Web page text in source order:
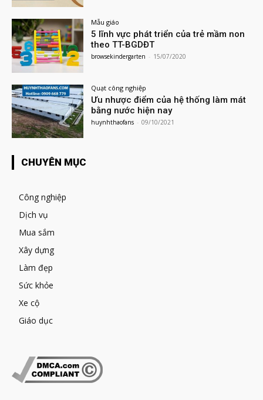
Mẫu giáo
5 lĩnh vực phát triển của trẻ mầm non
theo TT-BGDĐT
browsekindergarten - 15/07/2020
Quạt công nghiệp
Ưu nhược điểm của hệ thống làm mát
bằng nước hiện nay
huynhthaofans - 09/10/2021
CHUYÊN MỤC
Công nghiệp
Dịch vụ
Mua sắm
Xây dựng
Làm đẹp
Sức khỏe
Xe cộ
Giáo dục